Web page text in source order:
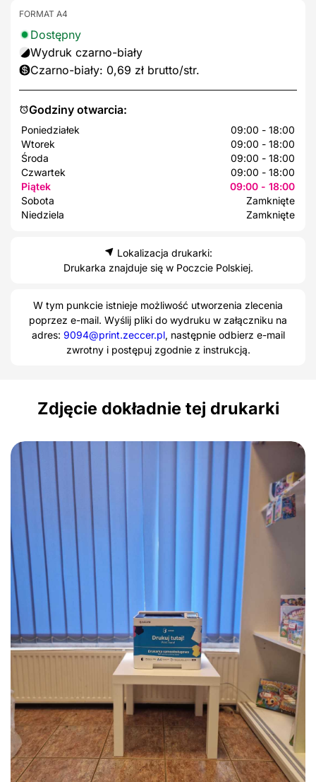
Godziny otwarcia:
Poniedziałek
09:00 - 18:00
Wtorek
09:00 - 18:00
Środa
09:00 - 18:00
Czwartek
09:00 - 18:00
Piątek
09:00 - 18:00
Sobota
Zamknięte
Niedziela
Zamknięte
FORMAT A4
Dostępny
Wydruk czarno-biały
Czarno-biały: 0,69 zł brutto/str.
Lokalizacja drukarki:
Drukarka znajduje się w Poczcie Polskiej.
W tym punkcie istnieje możliwość utworzenia zlecenia
poprzez e-mail. Wyślij pliki do wydruku w załączniku na
adres: 9094@print.zeccer.pl, następnie odbierz e-mail
zwrotny i postępuj zgodnie z instrukcją.
Zdjęcie dokładnie tej drukarki